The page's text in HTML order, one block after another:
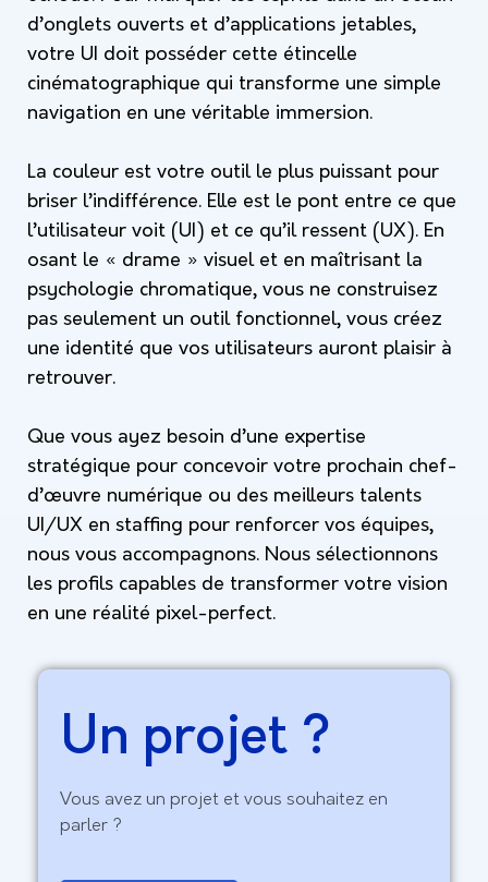
d’onglets ouverts et d’applications jetables,
votre UI doit posséder cette étincelle
cinématographique qui transforme une simple
navigation en une véritable immersion.
La couleur est votre outil le plus puissant pour
briser l’indifférence. Elle est le pont entre ce que
l’utilisateur voit (UI) et ce qu’il ressent (UX). En
osant le « drame » visuel et en maîtrisant la
psychologie chromatique, vous ne construisez
pas seulement un outil fonctionnel, vous créez
une identité que vos utilisateurs auront plaisir à
retrouver.
Que vous ayez besoin d’une expertise
stratégique pour concevoir votre prochain chef-
d’œuvre numérique ou des meilleurs talents
UI/UX en staffing pour renforcer vos équipes,
nous vous accompagnons. Nous sélectionnons
les profils capables de transformer votre vision
en une réalité pixel-perfect.
Un projet ?
Vous avez un projet et vous souhaitez en
parler ?